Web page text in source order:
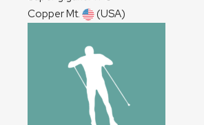
Copper Mt.
(USA)